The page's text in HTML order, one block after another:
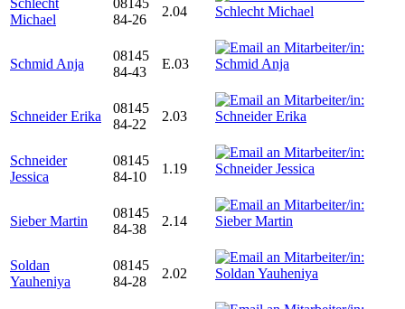
Schlecht
Michael
08145
84-26
2.04
Schmid Anja
08145
84-43
E.03
Schneider Erika
08145
84-22
2.03
Schneider
Jessica
08145
84-10
1.19
Sieber Martin
08145
84-38
2.14
Soldan
Yauheniya
08145
84-28
2.02